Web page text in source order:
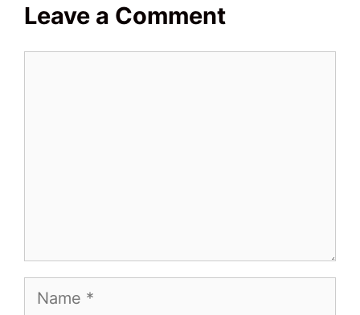
Leave a Comment
Name